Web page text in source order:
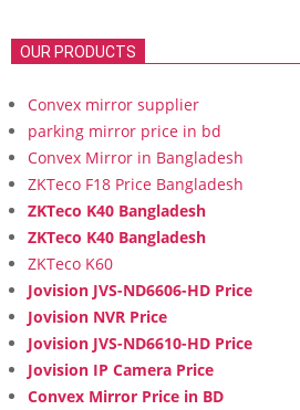
OUR PRODUCTS
Convex mirror supplier
parking mirror price in bd
Convex Mirror in Bangladesh
ZKTeco F18 Price Bangladesh
ZKTeco K40 Bangladesh
ZKTeco K40 Bangladesh
ZKTeco K60
Jovision JVS-ND6606-HD Price
Jovision NVR Price
Jovision JVS-ND6610-HD Price
Jovision IP Camera Price
Convex Mirror Price in BD